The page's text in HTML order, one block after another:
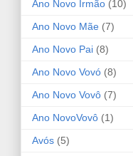
Ano Novo Irmão (10)
Ano Novo Mãe (7)
Ano Novo Pai (8)
Ano Novo Vovó (8)
Ano Novo Vovô (7)
Ano NovoVovô (1)
Avós (5)